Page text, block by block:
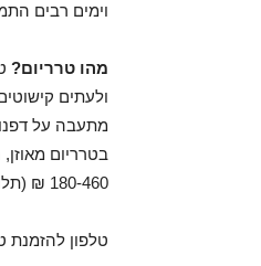
וימים רבים
מהו טרריום?
ולעתים
מתעבה על
בטרריום
180-460 ₪ (תלוי בגודל הטרריום).
טלפון להזמנת טרריום: